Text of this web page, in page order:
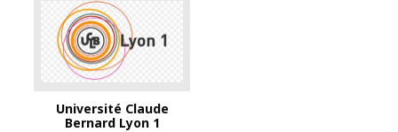
Université Claude
Bernard Lyon 1